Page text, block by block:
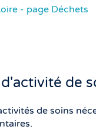
- page Déchets
de
de soins